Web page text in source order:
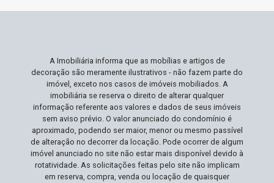
A Imobiliária informa que as mobílias e artigos de
decoração são meramente ilustrativos - não fazem parte do
imóvel, exceto nos casos de imóveis mobiliados. A
imobiliária se reserva o direito de alterar qualquer
informação referente aos valores e dados de seus imóveis
sem aviso prévio. O valor anunciado do condomínio é
aproximado, podendo ser maior, menor ou mesmo passível
de alteração no decorrer da locação. Pode ocorrer de algum
imóvel anunciado no site não estar mais disponível devido à
rotatividade. As solicitações feitas pelo site não implicam
em reserva, compra, venda ou locação de quaisquer